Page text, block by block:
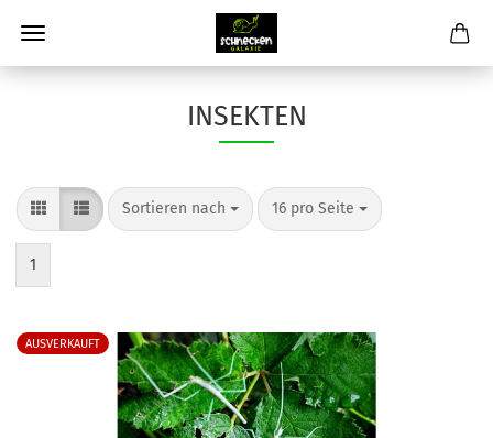
INSEKTEN
Sortieren nach
Sortieren nach 16 pro Seite
pro Seite
1
AUSVERKAUFT